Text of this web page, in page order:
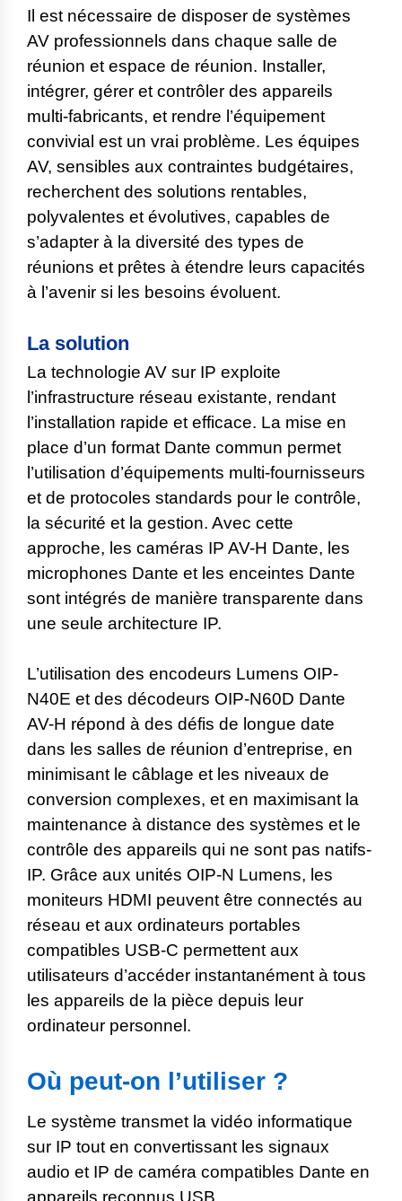
Il est nécessaire de disposer de systèmes
AV professionnels dans chaque salle de
réunion et espace de réunion. Installer,
intégrer, gérer et contrôler des appareils
multi-fabricants, et rendre l’équipement
convivial est un vrai problème. Les équipes
AV, sensibles aux contraintes budgétaires,
recherchent des solutions rentables,
polyvalentes et évolutives, capables de
s’adapter à la diversité des types de
réunions et prêtes à étendre leurs capacités
à l’avenir si les besoins évoluent.
La solution
La technologie AV sur IP exploite
l’infrastructure réseau existante, rendant
l’installation rapide et efficace. La mise en
place d’un format Dante commun permet
l’utilisation d’équipements multi-fournisseurs
et de protocoles standards pour le contrôle,
la sécurité et la gestion. Avec cette
approche, les caméras IP AV-H Dante, les
microphones Dante et les enceintes Dante
sont intégrés de manière transparente dans
une seule architecture IP.
L’utilisation des encodeurs Lumens OIP-
N40E et des décodeurs OIP-N60D Dante
AV-H répond à des défis de longue date
dans les salles de réunion d’entreprise, en
minimisant le câblage et les niveaux de
conversion complexes, et en maximisant la
maintenance à distance des systèmes et le
contrôle des appareils qui ne sont pas natifs-
IP. Grâce aux unités OIP-N Lumens, les
moniteurs HDMI peuvent être connectés au
réseau et aux ordinateurs portables
compatibles USB-C permettent aux
utilisateurs d’accéder instantanément à tous
les appareils de la pièce depuis leur
ordinateur personnel.
Où peut-on l’utiliser ?
Le système transmet la vidéo informatique
sur IP tout en convertissant les signaux
audio et IP de caméra compatibles Dante en
appareils reconnus USB.